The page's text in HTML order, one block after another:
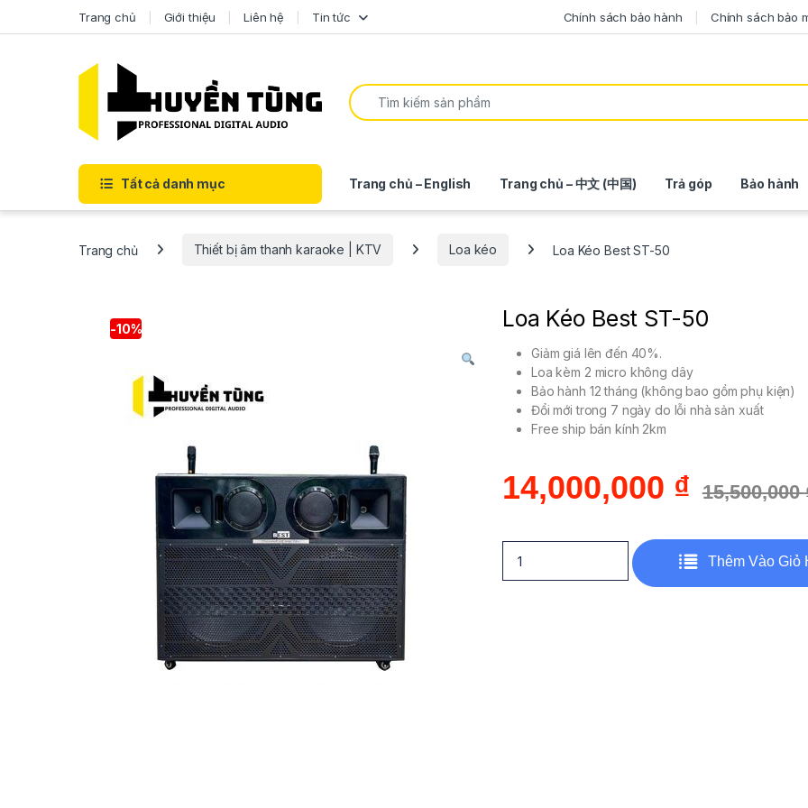
Trang chủ Giới thiệu Liên hệ Tin tức Chính sách bảo hành Chính sách bảo
Tất cả danh mục Trang chủ – English Trang chủ – 中文 (中国) Trả góp Bảo hành
Trang chủ Thiết bị âm thanh karaoke | KTV Loa kéo Loa Kéo Best ST-50
-10% Loa Kéo Best ST-50
Giảm giá lên đến 40%.
Loa kèm 2 micro không dây
Bảo hành 12 tháng (không bao gồm phụ kiện)
Đổi mới trong 7 ngày do lỗi nhà sản xuất
Free ship bán kính 2km
14,000,000 ₫ 15,500,000
Thêm Vào Giỏ